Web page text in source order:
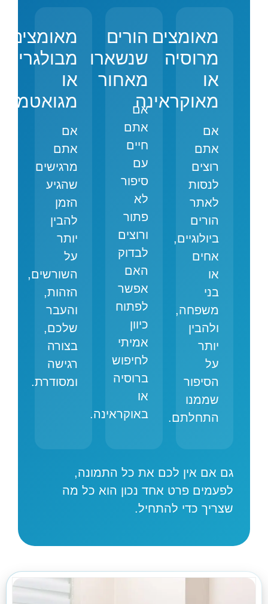
מאומצים
מרוסיה
או
מאוקראינה
אם
אתם
רוצים
לנסות
לאתר
הורים
ביולוגיים,
אחים
או
בני
משפחה,
ולהבין
יותר
על
הסיפור
שממנו
התחלתם.
הורים
שנשארו
מאחור
אם
אתם
חיים
עם
סיפור
לא
פתור
ורוצים
לבדוק
האם
אפשר
לפתוח
כיוון
אמיתי
לחיפוש
ברוסיה
או
באוקראינה.
מאומצים
מבולגריה
או
מגואטמלה
אם
אתם
מרגישים
שהגיע
הזמן
להבין
יותר
על
השורשים,
הזהות,
והעבר
שלכם,
בצורה
רגישה
ומסודרת.
גם אם אין לכם את כל התמונה,
לפעמים פרט אחד נכון הוא כל מה
שצריך כדי להתחיל.